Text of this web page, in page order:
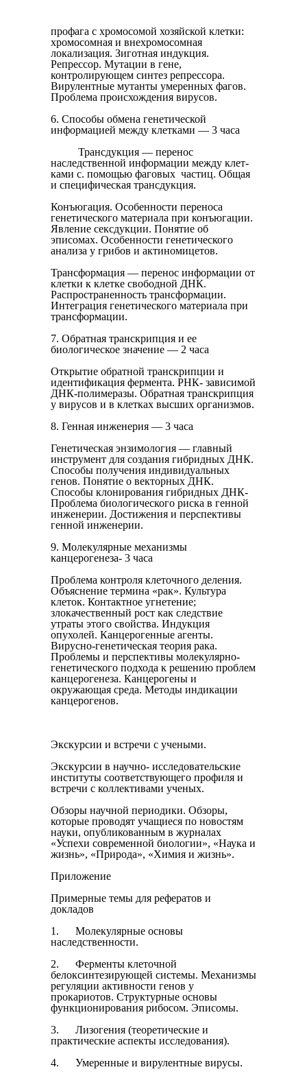
профага с хромосомой хозяйской клетки:
хромосомная и внехромосомная
локализация. Зиготная индукция.
Репрессор. Мутации в гене,
контролирующем синтез репрессора.
Вирулентные мутанты умеренных фагов.
Проблема происхождения вирусов.
6. Способы обмена генетической
информацией между клетками — 3 часа
Трансдукция — перенос
наследственной информации между клет­
ками с. помощью фаговых частиц. Общая
и специфическая транс­дукция.
Конъюгация. Особенности переноса
генетического материала при конъюгации.
Явление сексдукции. Понятие об
эписомах. Осо­бенности генетического
анализа у грибов и актиномицетов.
Трансформация — перенос информации от
клетки к клетке свободной ДНК.
Распространенность трансформации.
Интеграция генетического материала при
трансформации.
7. Обратная транскрипция и ее
биологическое значение — 2 часа
От­крытие обратной транскрипции и
идентификация фермента. РНК- зависимой
ДНК-полимеразы. Обратная транскрипция
у вирусов и в клетках высших организмов.
8. Генная инженерия — 3 часа
Генетическая энзимология — главный
инструмент для создания гибридных ДНК.
Способы получения индивидуальных
генов. Понятие о векторных ДНК.
Способы кло­нирования гибридных ДНК-
Проблема биологического риска в генной
инженерии. Достижения и перспективы
генной инженерии.
9. Молекулярные механизмы
канцерогенеза- 3 часа
Проблема конт­роля клеточного деления.
Объяснение термина «рак». Культура
клеток. Контактное угнетение;
злокачественный рост как след­ствие
утраты этого свойства. Индукция
опухолей. Канцерогенные агенты.
Вирусно-генетическая теория рака.
Проблемы и перспек­тивы молекулярно-
генетического подхода к решению проблем
канцерогенеза. Канцерогены и
окружающая среда. Методы инди­кации
канцерогенов.
Экскурсии и встречи с учеными.
Экскурсии в научно- исследовательские
институты соответствующего профиля и
встре­чи с коллективами ученых.
Обзоры научной периодики. Обзоры,
которые проводят учащиеся по новостям
науки, опубликованным в журналах
«Успехи современной биологии», «Наука и
жизнь», «Природа», «Химия и жизнь».
Приложение
Примерные темы для рефератов и
докладов
1. Молекулярные основы
наследственности.
2. Ферменты клеточной
белоксинтезирующей системы. Механиз­мы
регуляции активности генов у
прокариотов. Структурные осно­вы
функционирования рибосом. Эписомы.
3. Лизогения (теоретические и
практические аспекты исследова­ния).
4. Умеренные и вирулентные вирусы.